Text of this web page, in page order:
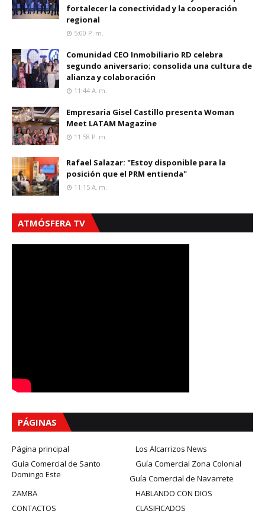
fortalecer la conectividad y la cooperación
regional
5:00 P. M.
Comunidad CEO Inmobiliario RD celebra
segundo aniversario; consolida una cultura de
alianza y colaboración
11:44 A. M.
Empresaria Gisel Castillo presenta Woman
Meet LATAM Magazine
11:58 P. M.
Rafael Salazar: "Estoy disponible para la
posición que el PRM entienda"
11:15 A. M.
ATMÓSFERA TV
PÁGINAS
Página principal
Los Alcarrizos News
Guía Comercial de Santo
Domingo Este
Guía Comercial Zona Colonial
Guía Comercial de Navarrete
HABLANDO CON DIOS
ZAMBA
CLASIFICADOS
CONTACTOS